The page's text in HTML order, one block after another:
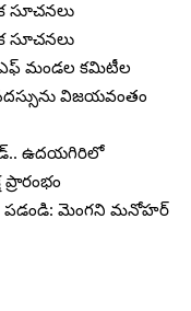
సూచనలు
సూచనలు
మండల కమిటీల
విజయవంతం
ఉదయగిరిలో
పడండి: మెంగని మనోహర్